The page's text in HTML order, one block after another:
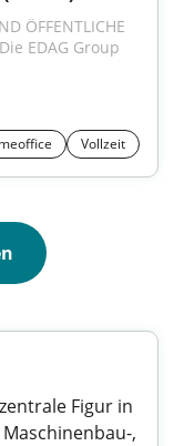
ÖFFENTLICHE
EDAG Group
Vollzeit
Figur in
,